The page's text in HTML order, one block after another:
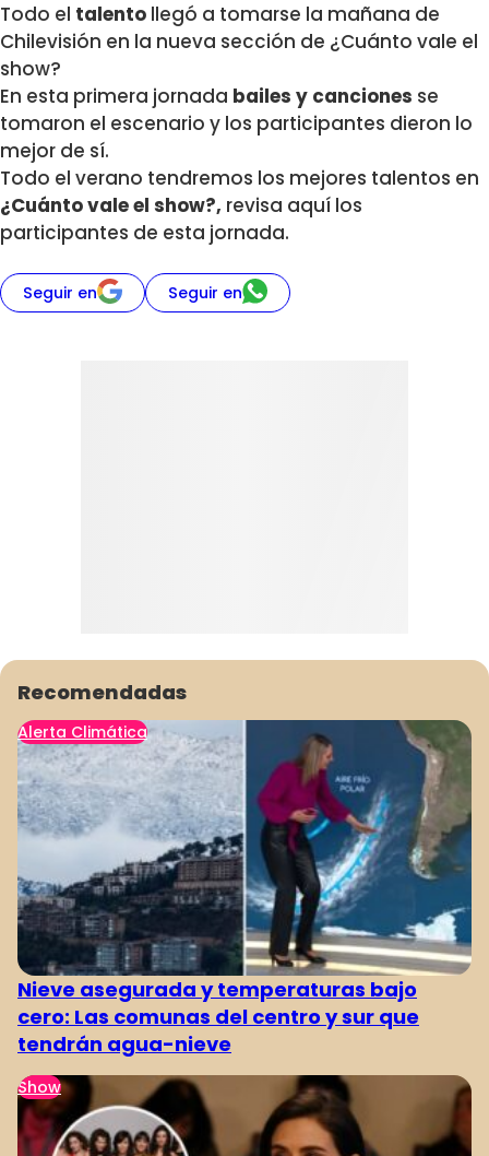
Todo el talento llegó a tomarse la mañana de
Chilevisión en la nueva sección de ¿Cuánto vale el
show?
En esta primera jornada bailes y canciones se
tomaron el escenario y los participantes dieron lo
mejor de sí.
Todo el verano tendremos los mejores talentos en
¿Cuánto vale el show?, revisa aquí los
participantes de esta jornada.
Seguir en Seguir en
Recomendadas
Alerta Climática
Nieve asegurada y temperaturas bajo
cero: Las comunas del centro y sur que
tendrán agua-nieve
Show